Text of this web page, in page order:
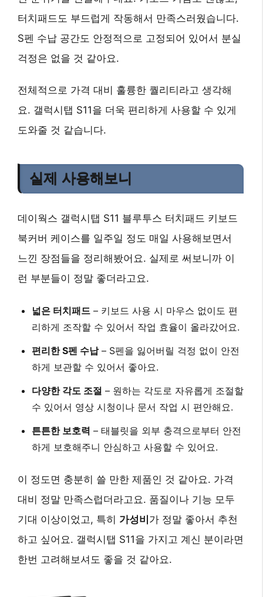
터치패드도 부드럽게 작동해서 만족스러웠습니다.
S펜 수납 공간도 안정적으로 고정되어 있어서 분실
걱정은 없을 것 같아요.
전체적으로 가격 대비 훌륭한 퀄리티라고 생각해
요. 갤럭시탭 S11을 더욱 편리하게 사용할 수 있게
도와줄 것 같습니다.
실제 사용해보니
데이웍스 갤럭시탭 S11 블루투스 터치패드 키보드
북커버 케이스를 일주일 정도 매일 사용해보면서
느낀 장점들을 정리해봤어요. 실제로 써보니까 이
런 부분들이 정말 좋더라고요.
넓은 터치패드 – 키보드 사용 시 마우스 없이도 편
리하게 조작할 수 있어서 작업 효율이 올라갔어요.
편리한 S펜 수납– S펜을 잃어버릴 걱정 없이 안전
하게 보관할 수 있어서 좋아요.
다양한 각도 조절 – 원하는 각도로 자유롭게 조절할
수 있어서 영상 시청이나 문서 작업 시 편안해요.
튼튼한 보호력 – 태블릿을 외부 충격으로부터 안전
하게 보호해주니 안심하고 사용할 수 있어요.
이 정도면 충분히 쓸 만한 제품인 것 같아요. 가격
대비 정말 만족스럽더라고요. 품질이나 기능 모두
기대 이상이었고, 특히 가성비 가 정말 좋아서 추천
하고 싶어요. 갤럭시탭 S11을 가지고 계신 분이라면
한번 고려해보셔도 좋을 것 같아요.